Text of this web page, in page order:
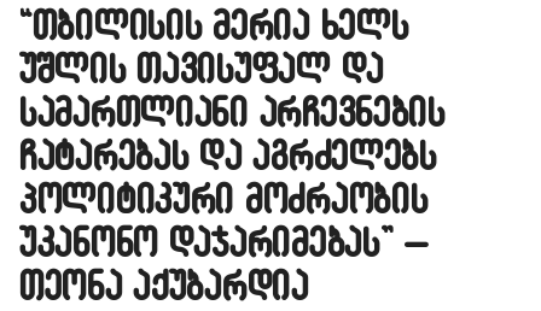
“თბილისის მერია ხელს
უშლის თავისუფალ და
სამართლიანი არჩევნების
ჩატარებას და აგრძელებს
პოლიტიკური მოძრაობის
უკანონო დაჯარიმებას” –
თეონა აქუბარდია